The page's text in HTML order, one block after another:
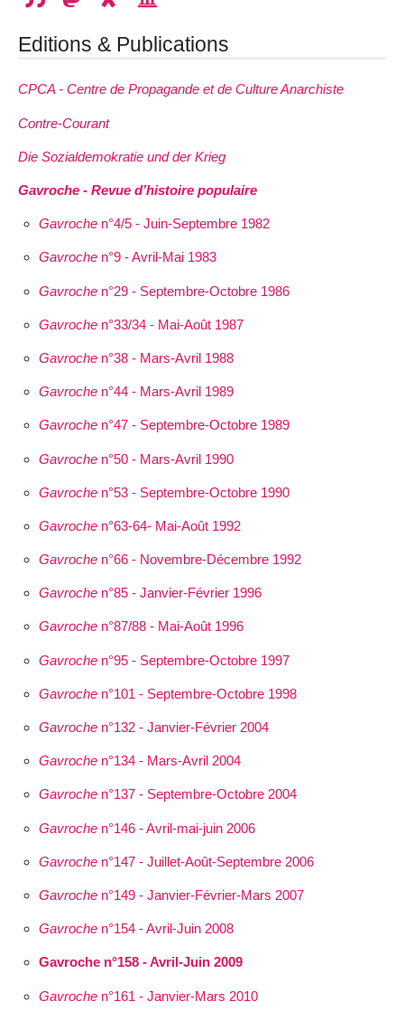
Editions & Publications
CPCA - Centre de Propagande et de Culture Anarchiste
Contre-Courant
Die Sozialdemokratie und der Krieg
Gavroche - Revue d’histoire populaire
Gavrochen°4/5 - Juin-Septembre 1982
Gavrochen°9 - Avril-Mai 1983
Gavrochen°29 - Septembre-Octobre 1986
Gavrochen°33/34 - Mai-Août 1987
Gavrochen°38 - Mars-Avril 1988
Gavrochen°44 - Mars-Avril 1989
Gavrochen°47 - Septembre-Octobre 1989
Gavrochen°50 - Mars-Avril 1990
Gavrochen°53 - Septembre-Octobre 1990
Gavrochen°63-64- Mai-Août 1992
Gavrochen°66 - Novembre-Décembre 1992
Gavrochen°85 - Janvier-Février 1996
Gavrochen°87/88 - Mai-Août 1996
Gavrochen°95 - Septembre-Octobre 1997
Gavrochen°101 - Septembre-Octobre 1998
Gavrochen°132 - Janvier-Février 2004
Gavrochen°134 - Mars-Avril 2004
Gavrochen°137 - Septembre-Octobre 2004
Gavrochen°146 - Avril-mai-juin 2006
Gavrochen°147 - Juillet-Août-Septembre 2006
Gavrochen°149 - Janvier-Février-Mars 2007
Gavrochen°154 - Avril-Juin 2008
Gavroche n°158 - Avril-Juin 2009
Gavrochen°161 - Janvier-Mars 2010